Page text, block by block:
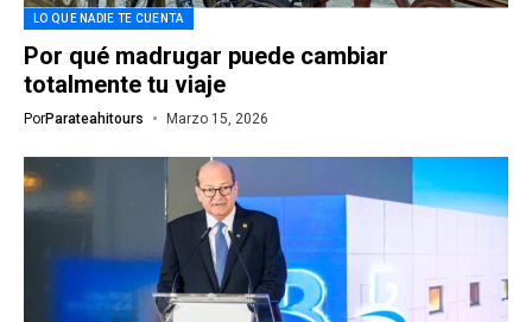
LO QUE NADIE TE CUENTA
Por qué madrugar puede cambiar
totalmente tu viaje
PorParateahitours Marzo 15, 2026